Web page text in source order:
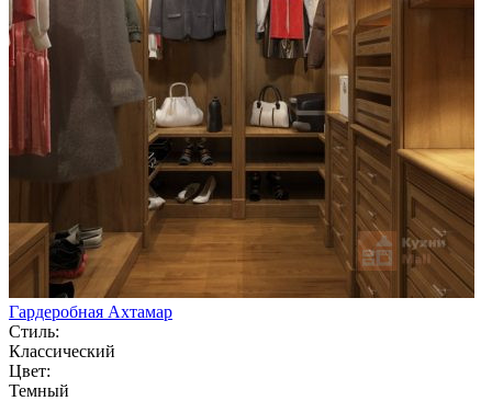
Гардеробная Ахтамар
Стиль:
Классический
Цвет:
Темный